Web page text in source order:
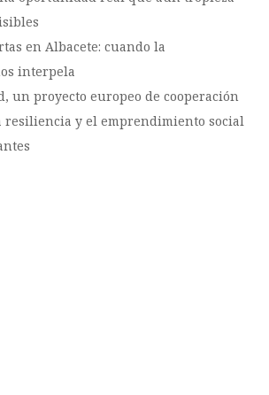
en Albacete: cuando la
interpela
un proyecto europeo de cooperación
resiliencia y el emprendimiento social